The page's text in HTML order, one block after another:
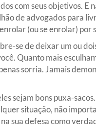
com seus objetivos. E
de advogados para
(ou se enrolar) por
se de deixar um ou
Quanto mais
sorria. Jamais
sejam bons puxa-
situação, não
sua defesa como